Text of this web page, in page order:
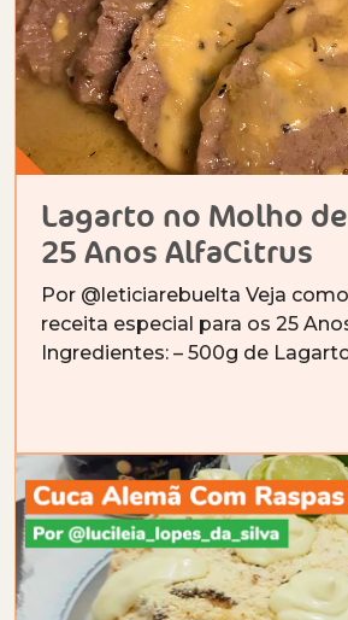
Lagarto no Molho
25 Anos AlfaCitrus
Por @leticiarebuelta Veja
receita especial para os 25
Ingredientes: – 500g de